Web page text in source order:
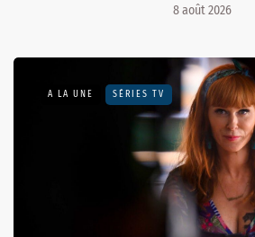
8 août 2026
A LA UNE SÉRIES TV